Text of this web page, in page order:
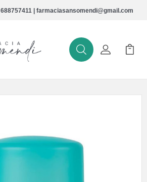
688757411 | farmaciasansomendi@gmail.com
BuscarMi Cuenta
Mi